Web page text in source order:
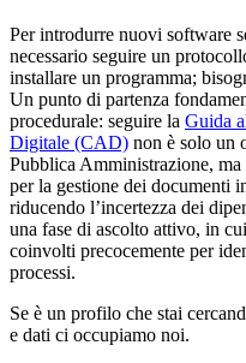
Per introdurre nuovi software
necessario seguire un
installare un programma;
Un punto di partenza
procedurale: seguire la Guida
Digitale (CAD) non è solo un
Pubblica Amministrazione,
per la gestione dei documenti
riducendo l’incertezza dei
una fase di ascolto attivo, in
coinvolti precocemente per
processi.
Se è un profilo che stai
e dati ci occupiamo noi.